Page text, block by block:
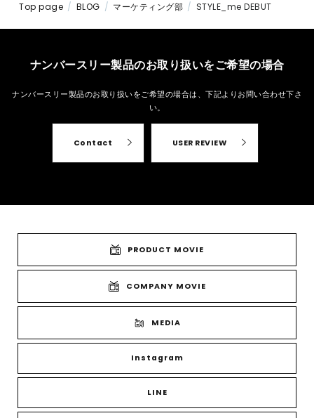
Top page BLOG マーケティング部 STYLE_me DEBUT
ナンバースリー製品のお取り扱いをご希望の場合
ナンバースリー製品のお取り扱いをご希望の場合は、 下記よりお問い合わせ下さ
い。
Contact USER REVIEW
PRODUCT MOVIE
COMPANY MOVIE
MEDIA
Instagram
LINE